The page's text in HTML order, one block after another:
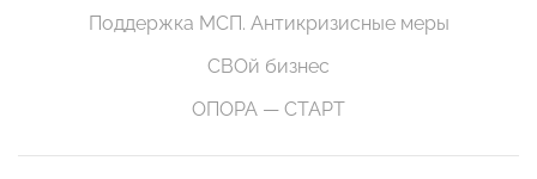
Поддержка МСП. Антикризисные меры
СВОй бизнес
ОПОРА — СТАРТ